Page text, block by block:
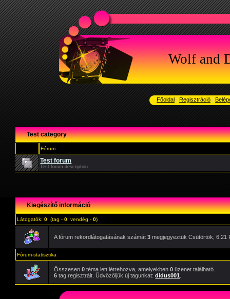
Wolf and
Főoldal | Regisztráció |
Test category
Fórum
Test forum
Test forum description
Kiegészítő információ
Látogatók:0 (tag -0 , vendég -0)
A fórum rekordlátogatásának számát3 megjegyeztük Csütörtök, 6:21
Fórum-statisztika
Összesen0 téma lett létrehozva, amelyekben0 üzenet található.
6 tag regisztrált. Üdvözöljük új tagunkat:didus001